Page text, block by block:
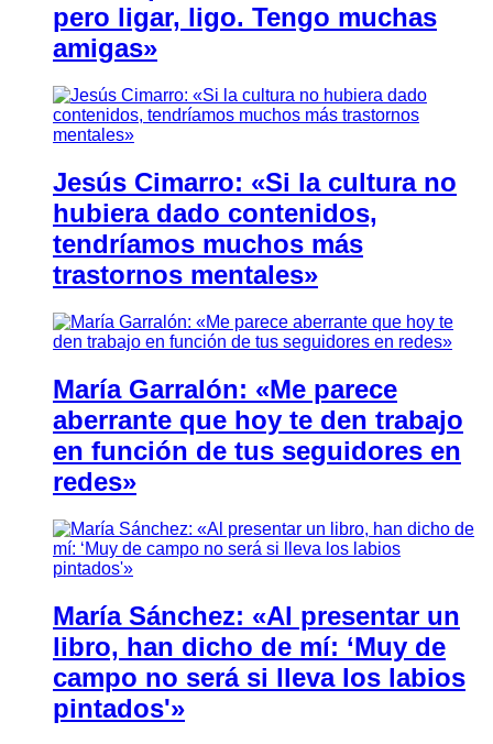
pero ligar, ligo. Tengo muchas
amigas»
Jesús Cimarro: «Si la cultura no
hubiera dado contenidos,
tendríamos muchos más
trastornos mentales»
María Garralón: «Me parece
aberrante que hoy te den trabajo
en función de tus seguidores en
redes»
María Sánchez: «Al presentar un
libro, han dicho de mí: ‘Muy de
campo no será si lleva los labios
pintados'»